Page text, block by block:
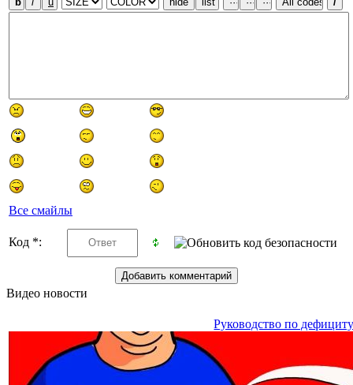
Все смайлы
Код *:
Видео новости
Руководство по